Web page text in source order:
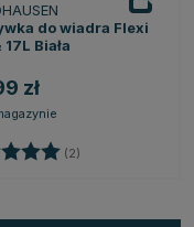
do wiadra Flexi
17L Biała
zł
(2)